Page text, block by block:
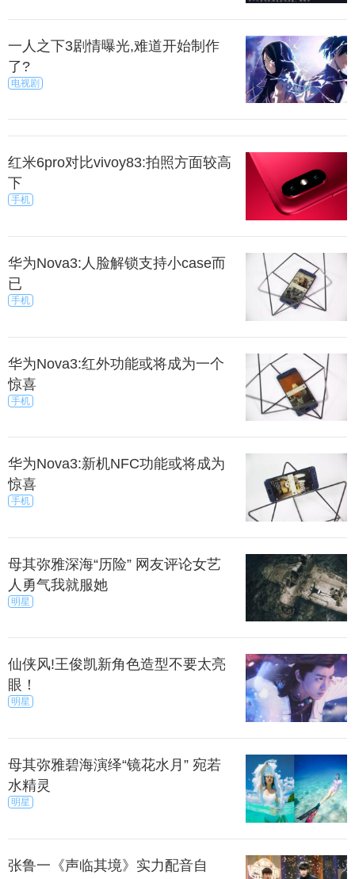
一人之下3剧情曝光,难道开始制作
了?
电视剧
红米6pro对比vivoy83:拍照方面较高
下
手机
华为Nova3:人脸解锁支持小case而
已
手机
华为Nova3:红外功能或将成为一个
惊喜
手机
华为Nova3:新机NFC功能或将成为
惊喜
手机
母其弥雅深海“历险” 网友评论女艺
人勇气我就服她
明星
仙侠风!王俊凯新角色造型不要太亮
眼！
明星
母其弥雅碧海演绎“镜花水月” 宛若
水精灵
明星
张鲁一《声临其境》实力配音自